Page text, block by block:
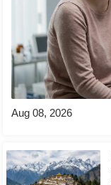
Aug 08, 2026